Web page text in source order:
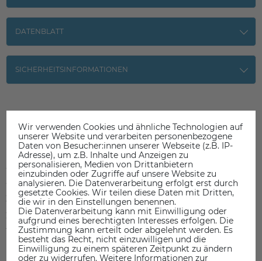
DATENBLATT
SICHERHEITSINFORMATIONEN
Kundenrezensionen(0)
5
0
4
0
3
0
2
0
1
0
Wir verwenden Cookies und ähnliche Technologien auf
unserer Website und verarbeiten personenbezogene
Daten von Besucher:innen unserer Webseite (z.B. IP-
Adresse), um z.B. Inhalte und Anzeigen zu
personalisieren, Medien von Drittanbietern
einzubinden oder Zugriffe auf unsere Website zu
analysieren. Die Datenverarbeitung erfolgt erst durch
gesetzte Cookies. Wir teilen diese Daten mit Dritten,
die wir in den Einstellungen benennen.
Die Datenverarbeitung kann mit Einwilligung oder
aufgrund eines berechtigten Interesses erfolgen. Die
Zustimmung kann erteilt oder abgelehnt werden. Es
besteht das Recht, nicht einzuwilligen und die
Einwilligung zu einem späteren Zeitpunkt zu ändern
oder zu widerrufen. Weitere Informationen zur